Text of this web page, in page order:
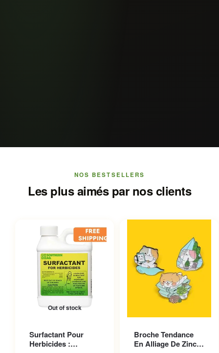
NOS BESTSELLERS
Les plus aimés par nos clients
Out of stock
Surfactant Pour
Herbicides :
Broche Tendance
En Alliage De Zinc
variations. Les options